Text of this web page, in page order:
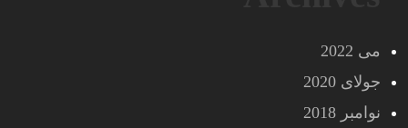
می 2022
جولای 2020
نوامبر 2018